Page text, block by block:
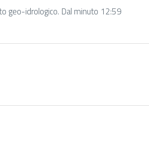
geo-idrologico. Dal minuto 12:59